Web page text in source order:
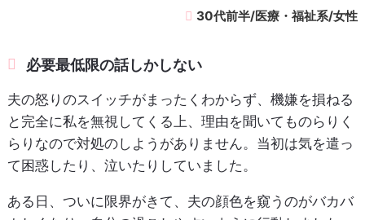
30代前半/医療・福祉系/女性
必要最低限の話しかしない
夫の怒りのスイッチがまったくわからず、機嫌を損ねる
と完全に私を無視してくる上、理由を聞いてものらりく
らりなので対処のしようがありません。当初は気を遣っ
て困惑したり、泣いたりしていました。
ある日、ついに限界がきて、夫の顔色を窺うのがバカバ